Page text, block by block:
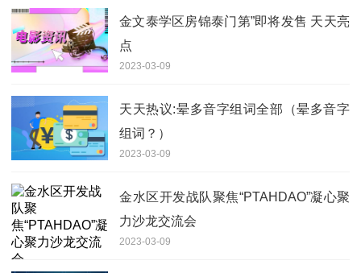
金文泰学区房锦泰门第”即将发售 天天亮
点
2023-03-09
天天热议:晕多音字组词全部（晕多音字
组词？）
2023-03-09
金水区开发战队聚焦“PTAHDAO”凝心聚
力沙龙交流会
2023-03-09